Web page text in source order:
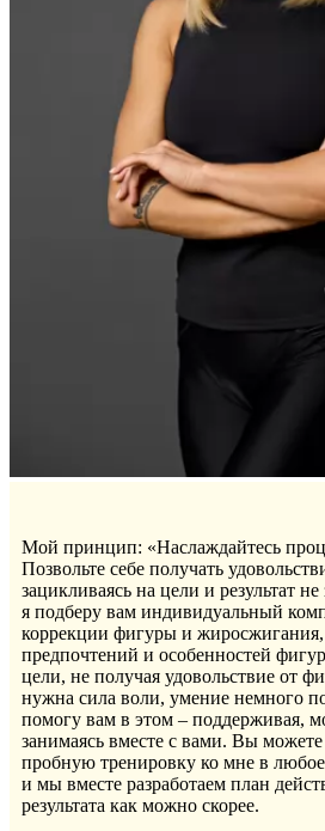
Мой принцип: «Наслаждайтесь
Позвольте себе получать
зацикливаясь на цели и результат
я подберу вам индивидуальный
коррекции фигуры и
предпочтений и особенностей
цели, не получая удовольствие от
нужна сила воли, умение немного
помогу вам в этом – поддерживая,
занимаясь вместе с вами. Вы можете
пробную тренировку ко мне в
и мы вместе разработаем план
результата как можно скорее.